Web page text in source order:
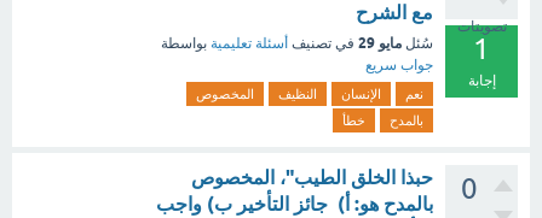
تصويتات
1
إجابة
مع الشرح
سُئل مايو 29 في تصنيف أسئلة تعليمية بواسطة
جواب سريع
نعم الإنسان النظيف
المخصوص
بالمدح
خطأ
0
حبذا الخلق الطيب"، المخصوص
بالمدح هو: أ) جائز التأخير ب) واجب